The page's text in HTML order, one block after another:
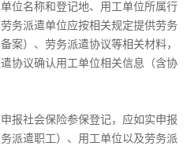
位名称和登记地、用工单位所属行
务派遣单位应按相关规定提供劳务
案）、劳务派遣协议等相关材料，
协议确认用工单位相关信息（含协
报社会保险参保登记，应如实申报
派遣职工）、用工单位以及劳务派